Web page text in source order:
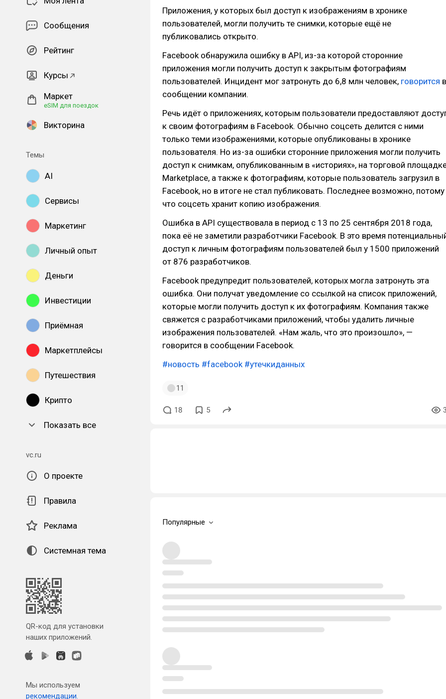
Сообщения
Рейтинг
Курсы
Маркет
eSIM для поездок
Викторина
Темы
AI
Сервисы
Маркетинг
Личный опыт
Деньги
Инвестиции
Приёмная
Маркетплейсы
Путешествия
Крипто
Показать все
vc.ru
О проекте
Правила
Реклама
Системная тема
QR-код для установки
наших приложений.
Мы используем
рекомендации.
Приложения, у которых был доступ к изображениям в хронике
пользователей, могли получить те снимки, которые ещё не
публиковались открыто.
Facebook обнаружила ошибку в API, из-за которой сторонние
приложения могли получить доступ к закрытым фотографиям
пользователей. Инцидент мог затронуть до 6,8 млн человек, говорится в
сообщении компании.
Речь идёт о приложениях, которым пользователи предоставляют
к своим фотографиям в Facebook. Обычно соцсеть делится с ними
только теми изображениями, которые опубликованы в хронике
пользователя. Но из-за ошибки сторонние приложения могли получить
доступ к снимкам, опубликованным в «историях», на торговой
Marketplace, а также к фотографиям, которые пользователь загрузил в
Facebook, но в итоге не стал публиковать. Последнее возможно, потому
что соцсеть хранит копию изображения.
Ошибка в API существовала в период с 13 по 25 сентября 2018 года,
пока её не заметили разработчики Facebook. В это время
доступ к личным фотографиям пользователей был у 1500 приложений
от 876 разработчиков.
Facebook предупредит пользователей, которых могла затронуть эта
ошибка. Они получат уведомление со ссылкой на список приложений,
которые могли получить доступ к их фотографиям. Компания также
свяжется с разработчиками приложений, чтобы удалить личные
изображения пользователей. «Нам жаль, что это произошло», —
говорится в сообщении Facebook.
#новость #facebook #утечкиданных
11
18 5
Популярные